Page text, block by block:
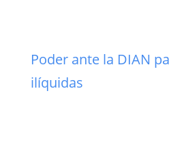
Poder ante la DIAN
ilíquidas